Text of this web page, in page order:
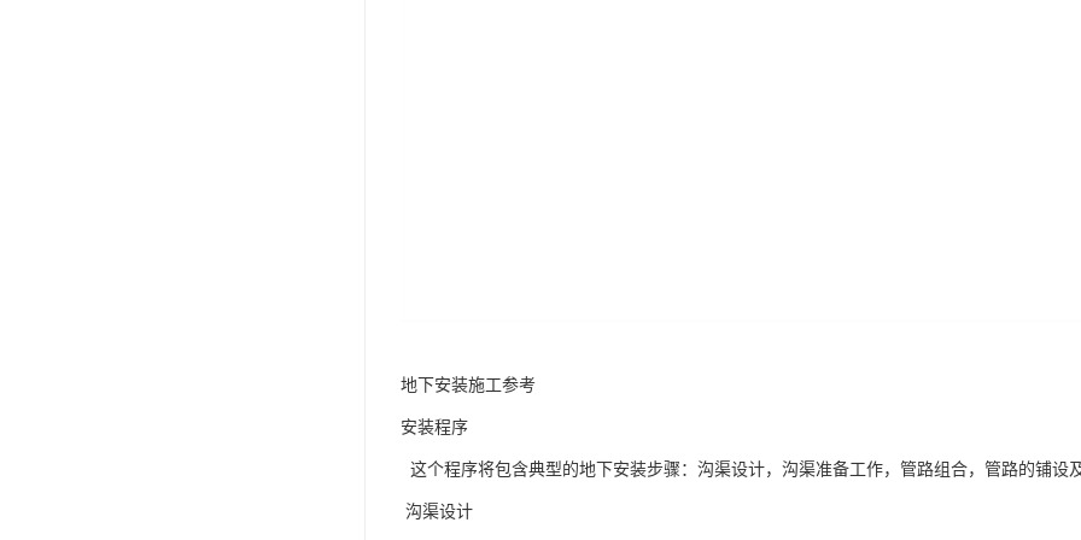
地下安装施工参考
安装程序
这个程序将包含典型的地下安装步骤：沟渠设计，沟渠准备工作，管路组合，管路的铺设
沟渠设计